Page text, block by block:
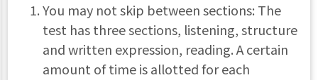
You may not skip between sections: The
test has three sections, listening, structure
and written expression, reading. A certain
amount of time is allotted for each